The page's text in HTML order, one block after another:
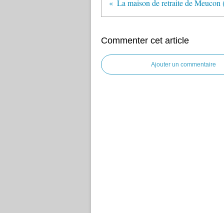
Commenter cet article
Ajouter un commentaire